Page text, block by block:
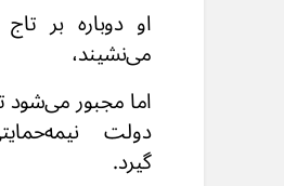
او دوباره بر
می‌نشیند،
اما مجبور
دولت
گیرد.